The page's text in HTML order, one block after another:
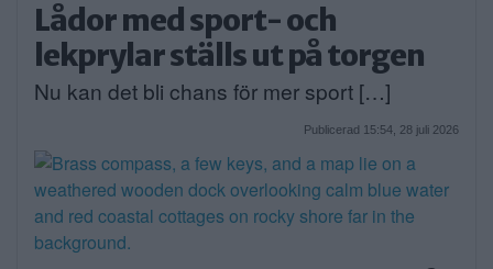
Lådor med sport- och
lekprylar ställs ut på torgen
Nu kan det bli chans för mer sport […]
Publicerad 15:54, 28 juli 2026